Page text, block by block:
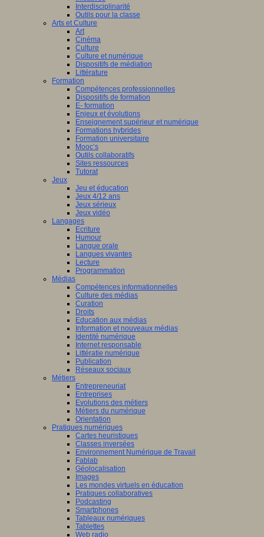
Interdisciplinarité
Outils pour la classe
Arts et Culture
Art
Cinéma
Culture
Culture et numérique
Dispositifs de médiation
Littérature
Formation
Compétences professionnelles
Dispositifs de formation
E- formation
Enjeux et évolutions
Enseignement supérieur et numérique
Formations hybrides
Formation universitaire
Mooc’s
Outils collaboratifs
Sites ressources
Tutorat
Jeux
Jeu et éducation
Jeux 4/12 ans
Jeux sérieux
Jeux vidéo
Langages
Ecriture
Humour
Langue orale
Langues vivantes
Lecture
Programmation
Médias
Compétences informationnelles
Culture des médias
Curation
Droits
Education aux médias
Information et nouveaux médias
Identité numérique
Internet responsable
Littératie numérique
Publication
Réseaux sociaux
Métiers
Entrepreneuriat
Entreprises
Evolutions des métiers
Métiers du numérique
Orientation
Pratiques numériques
Cartes heuristiques
Classes inversées
Environnement Numérique de Travail
Fablab
Géolocalisation
Images
Les mondes virtuels en éducation
Pratiques collaboratives
Podcasting
Smartphones
Tableaux numériques
Tablettes
Web radio